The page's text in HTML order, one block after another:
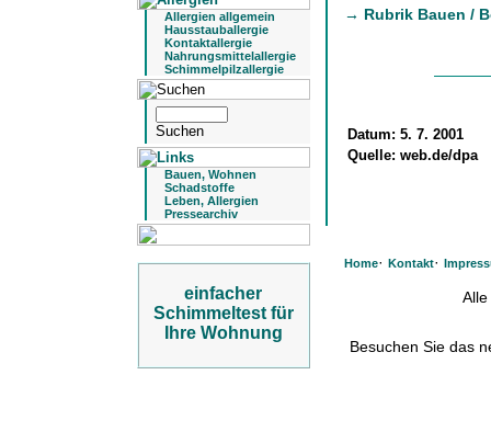
Allergien allgemein
Hausstauballergie
Kontaktallergie
Nahrungsmittelallergie
Schimmelpilzallergie
Bauen, Wohnen
Schadstoffe
Leben, Allergien
Pressearchiv
einfacher
Schimmeltest für
Ihre Wohnung
→ Rubrik Bauen /
Datum: 5. 7. 2001
Quelle: web.de/dpa
Home· Kontakt·
Besuchen Sie das